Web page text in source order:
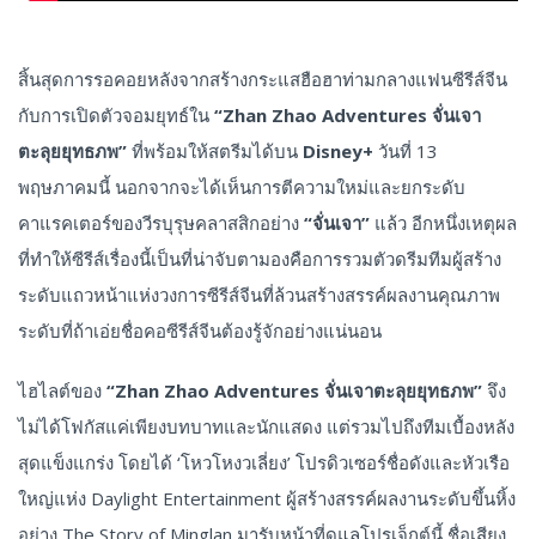
สิ้นสุดการรอคอยหลังจากสร้างกระแสฮือฮาท่ามกลางแฟนซีรีส์จีน
กับการเปิดตัวจอมยุทธ์ใน “Zhan Zhao Adventures จั่นเจา
ตะลุยยุทธภพ” ที่พร้อมให้สตรีมได้บน Disney+ วันที่ 13
พฤษภาคมนี้ นอกจากจะได้เห็นการตีความใหม่และยกระดับ
คาแรคเตอร์ของวีรบุรุษคลาสสิกอย่าง “จั่นเจา” แล้ว อีกหนึ่งเหตุผล
ที่ทำให้ซีรีส์เรื่องนี้เป็นที่น่าจับตามองคือการรวมตัวดรีมทีมผู้สร้าง
ระดับแถวหน้าแห่งวงการซีรีส์จีนที่ล้วนสร้างสรรค์ผลงานคุณภาพ
ระดับที่ถ้าเอ่ยชื่อคอซีรีส์จีนต้องรู้จักอย่างแน่นอน
ไฮไลต์ของ “Zhan Zhao Adventures จั่นเจาตะลุยยุทธภพ” จึง
ไม่ได้โฟกัสแค่เพียงบทบาทและนักแสดง แต่รวมไปถึงทีมเบื้องหลัง
สุดแข็งแกร่ง โดยได้ ‘โหวโหงวเลี่ยง’ โปรดิวเซอร์ชื่อดังและหัวเรือ
ใหญ่แห่ง Daylight Entertainment ผู้สร้างสรรค์ผลงานระดับขึ้นหิ้ง
อย่าง The Story of Minglan มารับหน้าที่ดูแลโปรเจ็กต์นี้ ชื่อเสียง